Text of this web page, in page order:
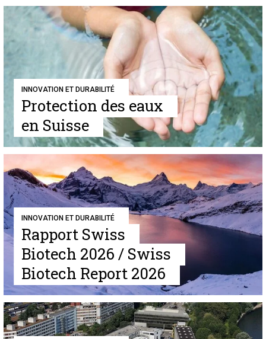
INNOVATION ET DURABILITÉ
Protection des eaux
en Suisse
INNOVATION ET DURABILITÉ
Rapport Swiss
Biotech 2026 / Swiss
Biotech Report 2026